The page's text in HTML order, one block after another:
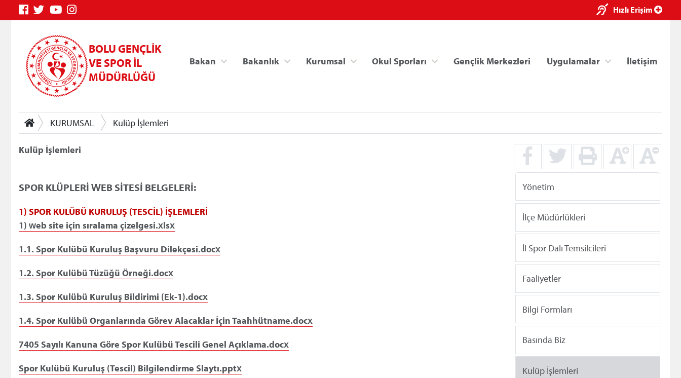
Hızlı Erişim
BOLU GENÇLİK
VE SPOR İL
MÜDÜRLÜĞÜ
Bakan Bakanlık Kurumsal Okul Sporları Gençlik Merkezleri Uygulamalar İletişim
KURUMSAL Kulüp İşlemleri
Kulüp İşlemleri
SPOR KLÜPLERİ WEB SİTESİ BELGELERİ:
1) SPOR KULÜBÜ KURULUŞ (TESCİL) İŞLEMLERİ
1) web site için sıralama çizelgesi.xlsx
1.1. Spor Kulübü Kuruluş Başvuru Dilekçesi.docx
1.2. Spor Kulübü Tüzüğü Örneği.docx
1.3. Spor Kulübü Kuruluş Bildirimi (Ek-1).docx
1.4. Spor Kulübü Organlarında Görev Alacaklar İçin Taahhütname.docx
7405 Sayılı Kanuna Göre Spor Kulübü Tescili Genel Açıklama.docx
Spor Kulübü Kuruluş (Tescil) Bilgilendirme Slaytı.pptx
Yönetim
İlçe Müdürlükleri
İl Spor Dalı Temsilcileri
Faaliyetler
Bilgi Formları
Basında Biz
Kulüp İşlemleri
×